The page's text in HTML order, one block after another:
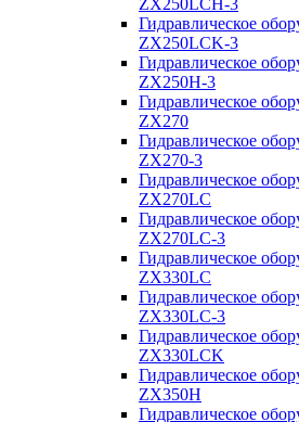
ZX250LCH-3
Гидравлическое
ZX250LCK-3
Гидравлическое
ZX250Н-3
Гидравлическое
ZX270
Гидравлическое
ZX270-3
Гидравлическое
ZX270LC
Гидравлическое
ZX270LC-3
Гидравлическое
ZX330LC
Гидравлическое
ZX330LC-3
Гидравлическое
ZX330LCK
Гидравлическое
ZX350H
Гидравлическое